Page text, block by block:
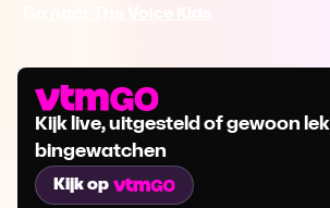
Kijk live, uitgesteld of gewoon
bingewatchen
Kijk op